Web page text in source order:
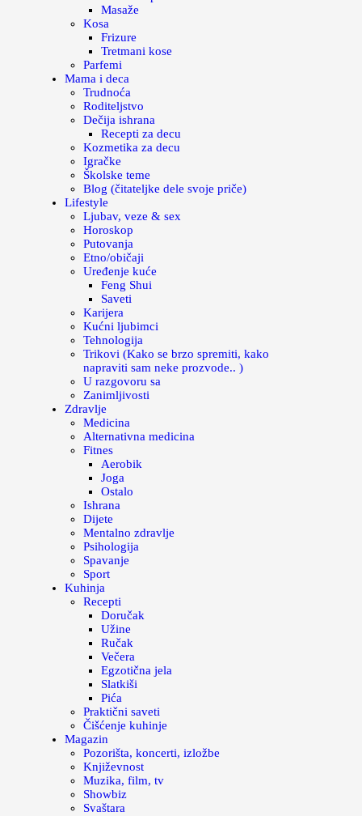
Masaže
Kosa
Frizure
Tretmani kose
Parfemi
Mama i deca
Trudnoća
Roditeljstvo
Dečija ishrana
Recepti za decu
Kozmetika za decu
Igračke
Školske teme
Blog (čitateljke dele svoje priče)
Lifestyle
Ljubav, veze & sex
Horoskop
Putovanja
Etno/običaji
Uređenje kuće
Feng Shui
Saveti
Karijera
Kućni ljubimci
Tehnologija
Trikovi (Kako se brzo spremiti, kako
napraviti sam neke prozvode.. )
U razgovoru sa
Zanimljivosti
Zdravlje
Medicina
Alternativna medicina
Fitnes
Aerobik
Joga
Ostalo
Ishrana
Dijete
Mentalno zdravlje
Psihologija
Spavanje
Sport
Kuhinja
Recepti
Doručak
Užine
Ručak
Večera
Egzotična jela
Slatkiši
Pića
Praktični saveti
Čišćenje kuhinje
Magazin
Pozorišta, koncerti, izložbe
Književnost
Muzika, film, tv
Showbiz
Svaštara